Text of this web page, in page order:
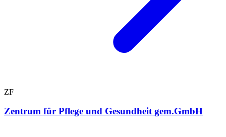
ZF
Zentrum für Pflege und Gesundheit gem.GmbH